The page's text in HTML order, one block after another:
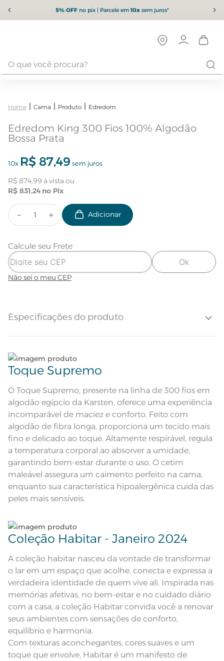
5% OFFno pix | Parcele em10xsem juros*
Cama Produto Edredom
Edredom King 300 Fios 100% Algodão
Bossa Prata
10x R$ 87,49 sem juros
R$ 874,99
R$ 831,24
＋
－
Calcule seu Frete
Ok
Não sei o meu CEP
Especificações do produto
Tecido
Quantidade de Peças 1 Peça
Composição
100% Algodão; Manta de
Enchimento 100% Poliéster
Tamanho
Medida
Instruções de Lavagem
Lavação a 40ºC; Proibido alvejar;
Secar em tambor com
temperatura máxima de 60º; Ferro
de passar com temperatura
maxima de 110º C; Proibido lavar a
Toque Supremo
O Toque Supremo, presente na linha de 300 fios em
algodão egípcio da Karsten, oferece uma experiência
incomparável de maciez e conforto. Feito com
algodão de fibra longa, proporciona um tecido mais
fino e delicado ao toque. Altamente respirável, regula
a temperatura corporal ao absorver a umidade,
garantindo bem-estar durante o uso. O cetim
maleável assegura um caimento perfeito na cama,
enquanto sua característica hipoalergênica cuida das
peles mais sensíveis.
Coleção Habitar - Janeiro 2024
A coleção habitar nasceu da vontade de transformar
o lar em um espaço que acolhe, conecta e expressa a
verdadeira identidade de quem vive ali. Inspirada nas
memórias afetivas, no bem-estar e no cuidado diário
com a casa, a coleção Habitar convida você a renovar
seus ambientes com sensações de conforto,
equilíbrio e harmonia.
Com texturas aconchegantes, cores suaves e um
toque que envolve, Habitar é um manifesto de